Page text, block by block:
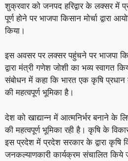
शुक्रवार को जनपद हरिद्वार के लक्सर में
पूर्ण होने पर भाजपा किसान मोर्चा द्वारा
किया।
इस अवसर पर लक्सर पहुंचने पर भाजपा
द्वारा मंत्री गणेश जोशी का भव्य स्वागत
संबोधन में कहा कि भारत एक कृषि
की महत्वपूर्ण भूमिका है।
देश को खाद्यान्न में आत्मनिर्भर बनाने के
की महत्वपूर्ण भूमिका रही है। कृषि के
इस प्रदेश में प्रदेश सरकार के द्वारा कृषि
जनकल्याणकारी कार्यक्रम संचालित किये